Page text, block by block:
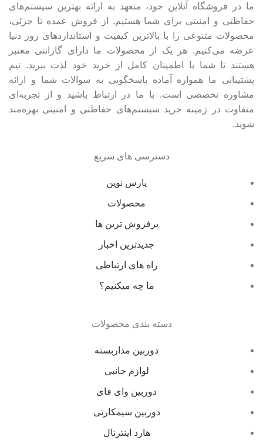
ما در فروشگاه آنلاین خود، متعهد به ارائه بهترین سیستم‌های
حفاظتی و امنیتی برای شما هستیم. از فروش عمده تا جزئی،
محصولات متنوعی را با بالاترین کیفیت و استانداردهای روز دنیا
عرضه می‌کنیم. هر یک از محصولات ما دارای گارانتی معتبر
هستند تا شما با اطمینان کامل از خرید خود لذت ببرید. تیم
پشتیبانی ما همواره آماده پاسخگویی به سوالات شما و ارائه
مشاوره تخصصی است. با ما در ارتباط باشید و از تجربه‌ای
متفاوت در زمینه خرید سیستم‌های حفاظتی و امنیتی بهره‌مند
شوید.
دسترسی های سریع
پارس نوین
محصولات
پرفروش ترین ها
جدیدترین اخبار
راه های ارتباطی
ما چه میکنیم؟
دسته بندی محصولات
دوربین مداربسته
لوازم جانبی
دوربین وای فای
دوربین سیمکارتی
هارد اینترنال